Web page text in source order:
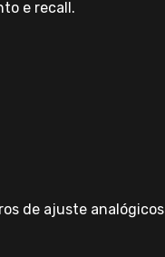
e recall.
de ajuste analógicos